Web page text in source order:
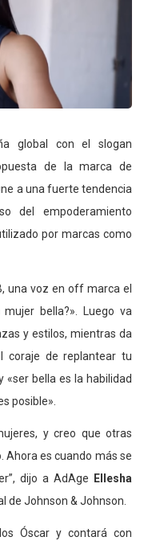
global con el slogan
de la marca de
a una fuerte tendencia
del empoderamiento
por marcas como
una voz en off marca el
bella?». Luego va
y estilos, mientras da
coraje de replantear tu
«ser bella es la habilidad
posible».
y creo que otras
Ahora es cuando más se
dijo a AdAge
Ellesha
de Johnson & Johnson.
Óscar y contará con